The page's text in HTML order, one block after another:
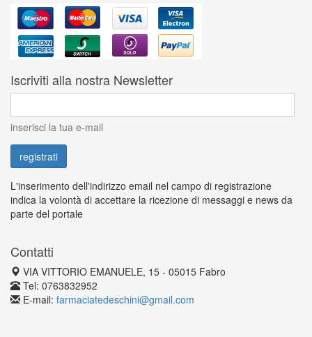
Iscriviti alla nostra Newsletter
inserisci la tua e-mail
L'inserimento dell'indirizzo email nel campo di registrazione
indica la volontà di accettare la ricezione di messaggi e news da
parte del portale
Contatti
VIA VITTORIO EMANUELE, 15 - 05015 Fabro
Tel: 0763832952
E-mail: farmaciatedeschini@gmail.com